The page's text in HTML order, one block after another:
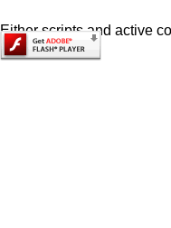
Either scripts and active